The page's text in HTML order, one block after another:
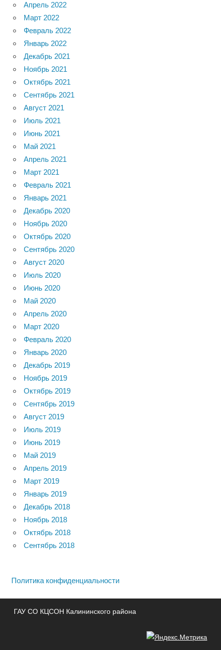
Апрель 2022
Март 2022
Февраль 2022
Январь 2022
Декабрь 2021
Ноябрь 2021
Октябрь 2021
Сентябрь 2021
Август 2021
Июль 2021
Июнь 2021
Май 2021
Апрель 2021
Март 2021
Февраль 2021
Январь 2021
Декабрь 2020
Ноябрь 2020
Октябрь 2020
Сентябрь 2020
Август 2020
Июль 2020
Июнь 2020
Май 2020
Апрель 2020
Март 2020
Февраль 2020
Январь 2020
Декабрь 2019
Ноябрь 2019
Октябрь 2019
Сентябрь 2019
Август 2019
Июль 2019
Июнь 2019
Май 2019
Апрель 2019
Март 2019
Январь 2019
Декабрь 2018
Ноябрь 2018
Октябрь 2018
Сентябрь 2018
Политика конфиденциальности
ГАУ СО КЦСОН Калининского района